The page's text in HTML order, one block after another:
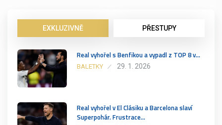
EXKLUZIVNĚ PŘESTUPY
Real vyhořel s Benfikou a vypadl z TOP 8 v…
BALETKY 29. 1. 2026
Real vyhořel v El Clásiku a Barcelona slaví
Superpohár. Frustrace…